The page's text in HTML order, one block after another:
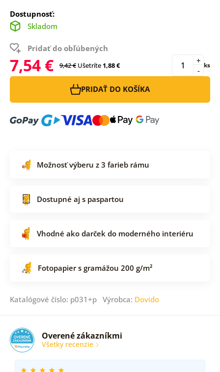
Dostupnosť:
Skladom
Pridať do obľúbených
7,54 € 9,42 € Ušetríte1,88 € -
+ ks
PRIDAŤ DO KOŠÍKA
Možnosť výberu z 3 farieb rámu
Dostupné aj s paspartou
Vhodné ako darček do moderného interiéru
Fotopapier s gramážou 200 g/m²
Katalógové číslo: p031+p Výrobca: Dovido
Overené zákazníkmi
Všetky recenzie